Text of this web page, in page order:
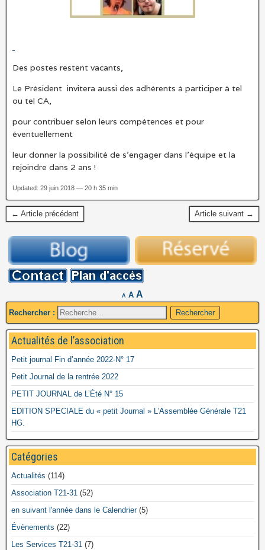
Des postes restent vacants,
Le Président invitera aussi des adhérents à participer à tel
ou tel CA,
pour contribuer selon leurs compétences et pour
éventuellement
leur donner la possibilité de s’engager dans l’équipe et la
rejoindre dans 2 ans !
Updated: 29 juin 2018 — 20 h 35 min
← Article précédent Article suivant →
A A A
Rechercher :
Actualités de l’association
Petit journal Fin d’année 2022-N° 17
Petit Journal de la rentrée 2022
PETIT JOURNAL de L’Été N° 15
EDITION SPECIALE du « petit Journal » L’Assemblée Générale T21
HG.
Catégories
Actualités (114)
Association T21-31 (52)
en suivant l'année dans le Calendrier(5)
Évènements (22)
Les Services T21-31 (7)